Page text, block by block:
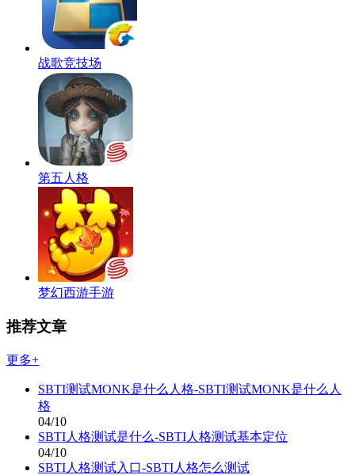
战歌竞技场
第五人格
梦幻西游手游
推荐文章
更多+
SBTI测试MONK是什么人格-SBTI测试MONK是什么人
格
04/10
SBTI人格测试是什么-SBTI人格测试基本定位
04/10
SBTI人格测试入口-SBTI人格怎么测试